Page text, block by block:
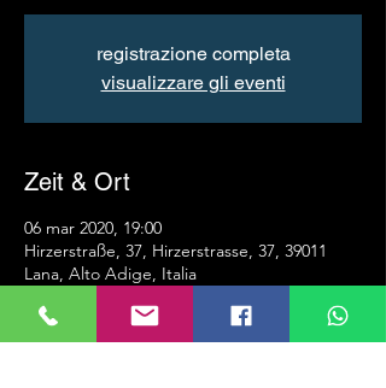
registrazione completa
visualizzare gli eventi
Zeit & Ort
06 mar 2020, 19:00
Hirzerstraße, 37, Hirzerstrasse, 37, 39011
Lana, Alto Adige, Italia
Info